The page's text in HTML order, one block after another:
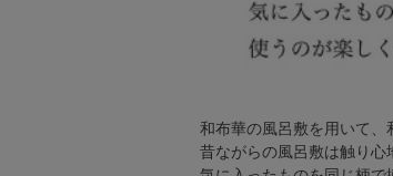
和布華の風呂敷を用いて、
昔ながらの風呂敷は触り心